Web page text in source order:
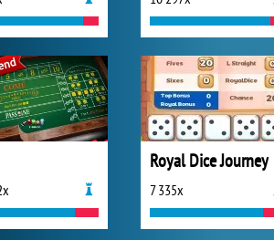
Royal Dice Journey
7 335x